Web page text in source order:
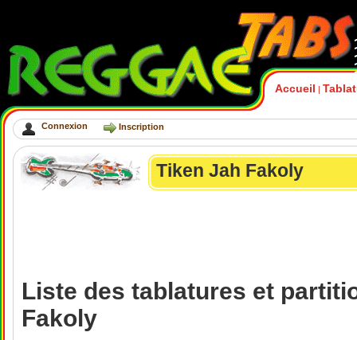
Accueil |
Connexion Inscription
Tiken Jah Fakoly
Liste des tablatures et
Fakoly